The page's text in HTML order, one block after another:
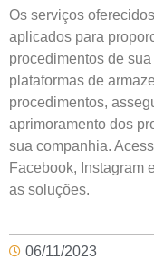
Os serviços
aplicados para
procedimentos de
plataformas de
procedimentos,
aprimoramento dos
sua companhia.
Facebook, Instagram
as soluções.
06/11/2023